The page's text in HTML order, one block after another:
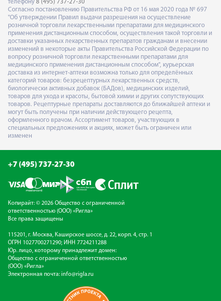
телефону 8 (495) 737-27-30
Согласно постановлению Правительства РФ от 16 мая 2020 года № 697
"Об утверждении Правил выдачи разрешения на осуществление
розничной торговли лекарственными препаратами для медицинского
применения дистанционным способом, осуществления такой торговли и
доставки указанных лекарственных препаратов гражданам и внесении
изменений в некоторые акты Правительства Российской Федерации по
вопросу розничной торговли лекарственными препаратами для
медицинского применения дистанционным способом", курьерская
доставка из интернет-аптеки возможна только для определённых
категорий товаров: безрецептурных лекарственных средств,
биологически активных добавок (БАДов), медицинских изделий,
товаров для ухода и красоты, бытовой химии и других сопутствующих
товаров. Рецептурные препараты доставляются до ближайшей аптеки и
могут быть получены при наличии действующего рецепта,
оформленного врачом. Ассортимент товаров, участвующих в
специальных предложениях и акциях, может быть ограничен или
изменен
+7 (495) 737-27-30
Копирайт: © 2026 Общество с ограниченной
ответственностью (ООО) «Ригла»
Все права защищены
115201, г. Москва, Каширское шоссе, д. 22, корп. 4, стр. 1
ОГРН 1027700271290; ИНН 7724211288
Юр. лицо, которому принадлежит домен:
Общество с ограниченной ответственностью
(ООО) «Ригла»
Электронная почта: info@rigla.ru